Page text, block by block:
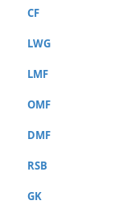
CF
LWG
LMF
OMF
DMF
RSB
GK